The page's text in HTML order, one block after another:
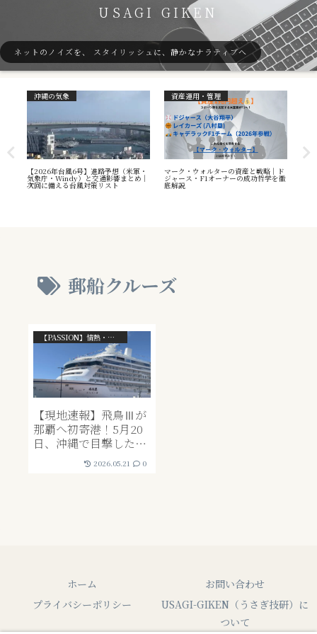
USAGI GIKEN
ネットのノイズを、 スタイリッシュに、静かなナラティブへ
沖縄の気象
【2026年台風6号】進路予想（米軍・
気象庁・Windy）と交通影響まとめ｜
次回に備える台風対策リスト
資産運用・管理
マーク・ウォルターの資産と戦略｜ド
ジャース・F1オーナーの成功哲学を徹
底解説
郵船クルーズ
【PASSION】情熱・ライフスタイル系
【現地速報】飛鳥Ⅲが
那覇へ初寄港！5月20
日、沖縄で目撃した日
本最新鋭客船の威容と
設計思想を現地レポー
2026.05.21 0
ホーム
お問い合わせ
プライバシーポリシー
USAGI-GIKEN（うさぎ技研）に
ついて